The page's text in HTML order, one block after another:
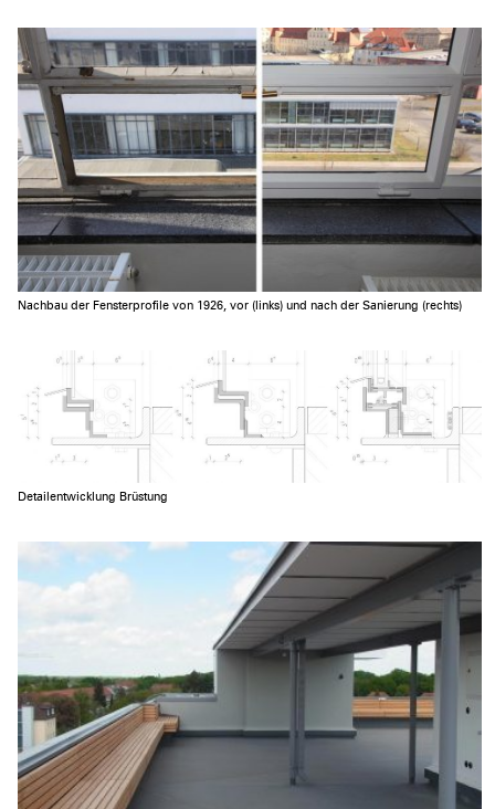
Nachbau der Fensterprofile von 1926, vor (links) und nach der Sanierung (rechts)
Detailentwicklung Brüstung